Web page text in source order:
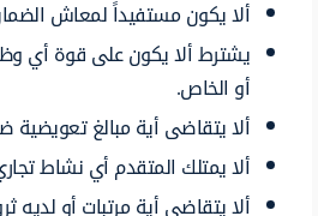
ألا يكون مستفيداً لمعاش
يشترط ألا يكون على قوة أي
أو الخاص.
ألا يتقاضى أية مبالغ
ألا يمتلك المتقدم أي نشاط
ألا يتقاضى أية مرتبات أو لديه